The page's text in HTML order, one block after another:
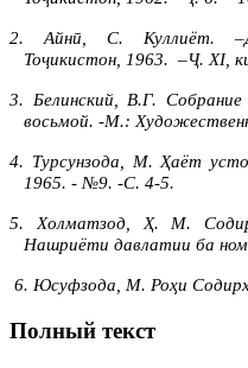
2. Айнӣ, С. Куллиёт.
Тоҷикистон, 1963. –Ҷ. XI,
3. Белинский, В.Г.
восьмой. -М.:
4. Турсунзода, М. Ҳаёт
1965. - №9. -С. 4-5.
5. Холматзод, Ҳ. М.
Нашриёти давлатии ба
6. Юсуфзода, М. Роҳи
Полный текст